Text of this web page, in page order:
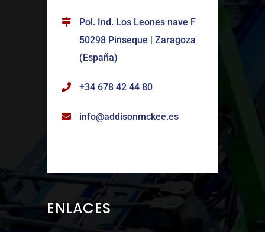
Pol. Ind. Los Leones nave F
50298 Pinseque | Zaragoza
(España)
+34 678 42 44 80
info@addisonmckee.es
ENLACES